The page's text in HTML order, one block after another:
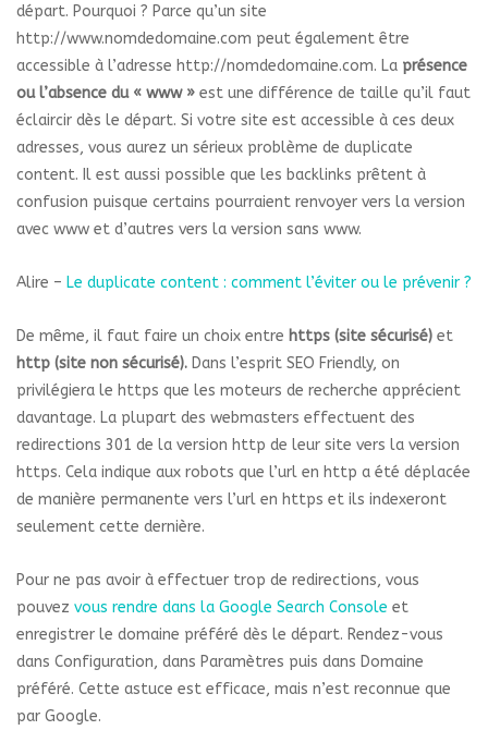
départ. Pourquoi ? Parce qu’un site
http://www.nomdedomaine.com peut également être
accessible à l’adresse http://nomdedomaine.com. La présence
ou l’absence du « www » est une différence de taille qu’il faut
éclaircir dès le départ. Si votre site est accessible à ces deux
adresses, vous aurez un sérieux problème de duplicate
content. Il est aussi possible que les backlinks prêtent à
confusion puisque certains pourraient renvoyer vers la version
avec www et d’autres vers la version sans www.
Alire – Le duplicate content : comment l’éviter ou le prévenir ?
De même, il faut faire un choix entre https (site sécurisé) et
http (site non sécurisé). Dans l’esprit SEO Friendly, on
privilégiera le https que les moteurs de recherche apprécient
davantage. La plupart des webmasters effectuent des
redirections 301 de la version http de leur site vers la version
https. Cela indique aux robots que l’url en http a été déplacée
de manière permanente vers l’url en https et ils indexeront
seulement cette dernière.
Pour ne pas avoir à effectuer trop de redirections, vous
pouvez vous rendre dans la Google Search Console et
enregistrer le domaine préféré dès le départ. Rendez-vous
dans Configuration, dans Paramètres puis dans Domaine
préféré. Cette astuce est efficace, mais n’est reconnue que
par Google.